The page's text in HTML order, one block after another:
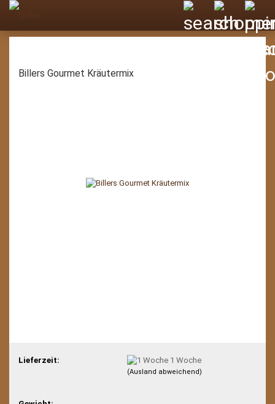
Billers Gourmet Kräutermix
Lieferzeit: 1 Woche
(Ausland abweichend)